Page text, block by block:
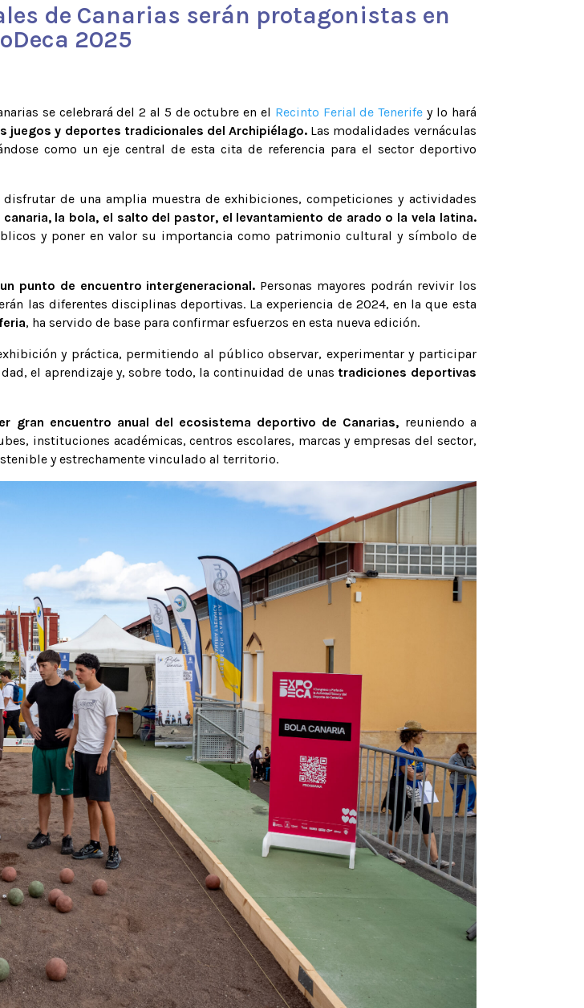
de Canarias serán protagonistas en
2025
se celebrará del 2 al 5 de octubre en el Recinto Ferial de Tenerife y lo hará
juegos y deportes tradicionales del Archipiélago. Las modalidades vernáculas
como un eje central de esta cita de referencia para el sector deportivo
de una amplia muestra de exhibiciones, competiciones y actividades
canaria, la bola, el salto del pastor, el levantamiento de arado o la vela latina.
y poner en valor su importancia como patrimonio cultural y símbolo de
punto de encuentro intergeneracional. Personas mayores podrán revivir los
las diferentes disciplinas deportivas. La experiencia de 2024, en la que esta
, ha servido de base para confirmar esfuerzos en esta nueva edición.
y práctica, permitiendo al público observar, experimentar y participar
el aprendizaje y, sobre todo, la continuidad de unas tradiciones deportivas
gran encuentro anual del ecosistema deportivo de Canarias, reuniendo a
instituciones académicas, centros escolares, marcas y empresas del sector,
y estrechamente vinculado al territorio.